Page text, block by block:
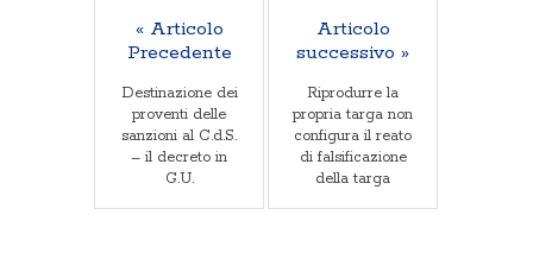
« Articolo
Precedente
Destinazione dei
proventi delle
sanzioni al C.d.S.
– il decreto in
G.U.
Articolo
successivo »
Riprodurre la
propria targa non
configura il reato
di falsificazione
della targa